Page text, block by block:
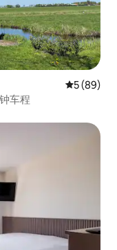
平均评分
5 (89)
车程